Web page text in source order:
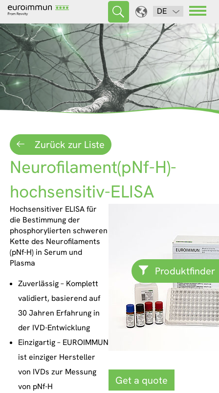
DE
Produktfinder
Zurück zur Liste
Neurofilament(pNf-H)-
hochsensitiv-ELISA
Hochsensitiver ELISA für
die Bestimmung der
phosphorylierten schweren
Kette des Neurofilaments
(pNf-H) in Serum und
Plasma
Zuverlässig – Komplett
validiert, basierend auf
30 Jahren Erfahrung in
der IVD-Entwicklung
Einzigartig – EUROIMMUN
ist einziger Hersteller
von IVDs zur Messung
von pNf-H
Get a quote